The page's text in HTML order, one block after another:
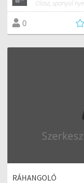
0
RÁHANGOLÓ